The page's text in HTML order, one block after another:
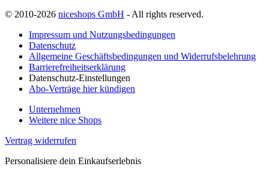
© 2010-2026 niceshops GmbH - All rights reserved.
Impressum und Nutzungsbedingungen
Datenschutz
Allgemeine Geschäftsbedingungen und Widerrufsbelehrung
Barrierefreiheitserklärung
Datenschutz-Einstellungen
Abo-Verträge hier kündigen
Unternehmen
Weitere nice Shops
Vertrag widerrufen
Personalisiere dein Einkaufserlebnis